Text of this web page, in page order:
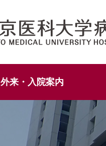
外来・入院案内